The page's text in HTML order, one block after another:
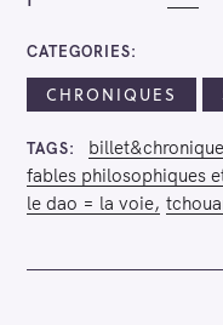
CATEGORIES
CHRONIQUES
TAGS
fables philosophiques
le dao = la voie